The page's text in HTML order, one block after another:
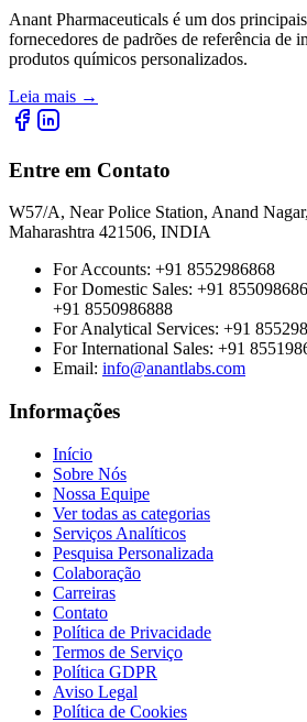
Anant Pharmaceuticals é um dos
fornecedores de padrões de referência de
produtos químicos personalizados.
Leia mais →
Entre em Contato
W57/A, Near Police Station, Anand
Maharashtra 421506, INDIA
For Accounts: +91 8552986868
For Domestic Sales: +91
+91 8550986888
For Analytical Services: +91
For International Sales: +91
Email: info@anantlabs.com
Informações
Início
Sobre Nós
Nossa Equipe
Ver todas as categorias
Serviços Analíticos
Pesquisa Personalizada
Colaboração
Carreiras
Contato
Política de Privacidade
Termos de Serviço
Política GDPR
Aviso Legal
Política de Cookies